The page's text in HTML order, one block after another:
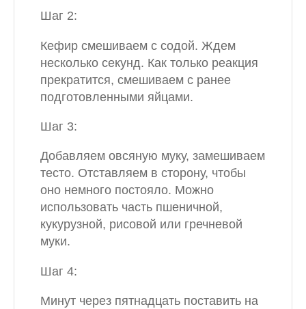
Шаг 2:
Кефир смешиваем с содой. Ждем
несколько секунд. Как только реакция
прекратится, смешиваем с ранее
подготовленными яйцами.
Шаг 3:
Добавляем овсяную муку, замешиваем
тесто. Отставляем в сторону, чтобы
оно немного постояло. Можно
использовать часть пшеничной,
кукурузной, рисовой или гречневой
муки.
Шаг 4:
Минут через пятнадцать поставить на